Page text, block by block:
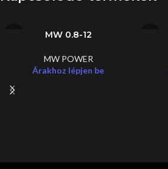
MW 0.8-12
MW POWER
Árakhoz lépjen be